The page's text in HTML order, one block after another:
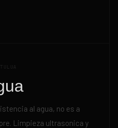
al agua, no es a
Limpieza ultrasonica y